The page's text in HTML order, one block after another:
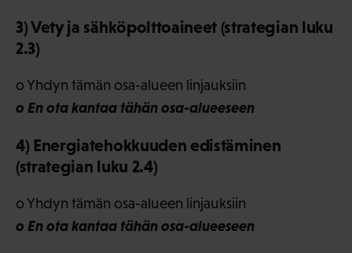
3) Vety ja sähköpolttoaineet (strategian luku
2.3)
o Yhdyn tämän osa-alueen linjauksiin
o En ota kantaa tähän osa-alueeseen
4) Energiatehokkuuden edistäminen
(strategian luku 2.4)
o Yhdyn tämän osa-alueen linjauksiin
o En ota kantaa tähän osa-alueeseen